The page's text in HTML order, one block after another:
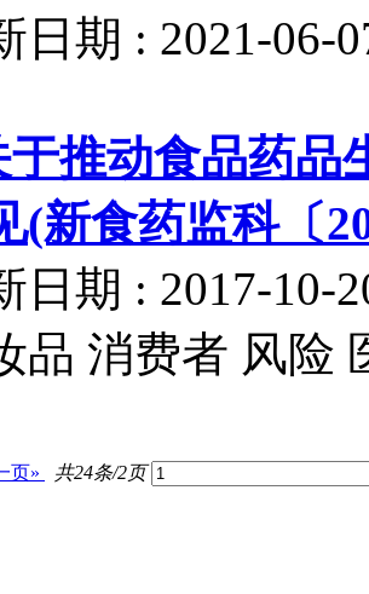
日期 : 2021-
于推动食品药品
(新食药监科〔
日期 : 2017-
品 消费者 风险
页» 共24条/2页